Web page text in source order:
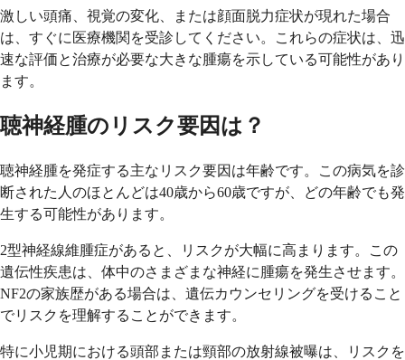
激しい頭痛、視覚の変化、または顔面脱力症状が現れた場合
は、すぐに医療機関を受診してください。これらの症状は、迅
速な評価と治療が必要な大きな腫瘍を示している可能性があり
ます。
聴神経腫のリスク要因は？
聴神経腫を発症する主なリスク要因は年齢です。この病気を診
断された人のほとんどは40歳から60歳ですが、どの年齢でも発
生する可能性があります。
2型神経線維腫症があると、リスクが大幅に高まります。この
遺伝性疾患は、体中のさまざまな神経に腫瘍を発生させます。
NF2の家族歴がある場合は、遺伝カウンセリングを受けること
でリスクを理解することができます。
特に小児期における頭部または頸部の放射線被曝は、リスクを